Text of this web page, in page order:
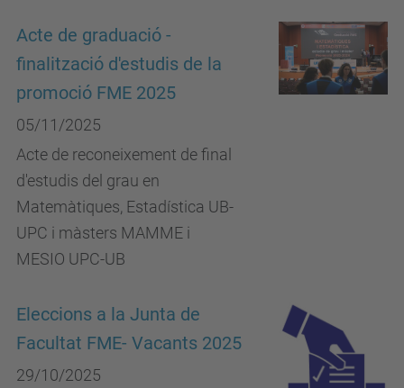
Acte de graduació -
finalització d'estudis de la
promoció FME 2025
05/11/2025
Acte de reconeixement de final
d'estudis del grau en
Matemàtiques, Estadística UB-
UPC i màsters MAMME i
MESIO UPC-UB
Eleccions a la Junta de
Facultat FME- Vacants 2025
29/10/2025